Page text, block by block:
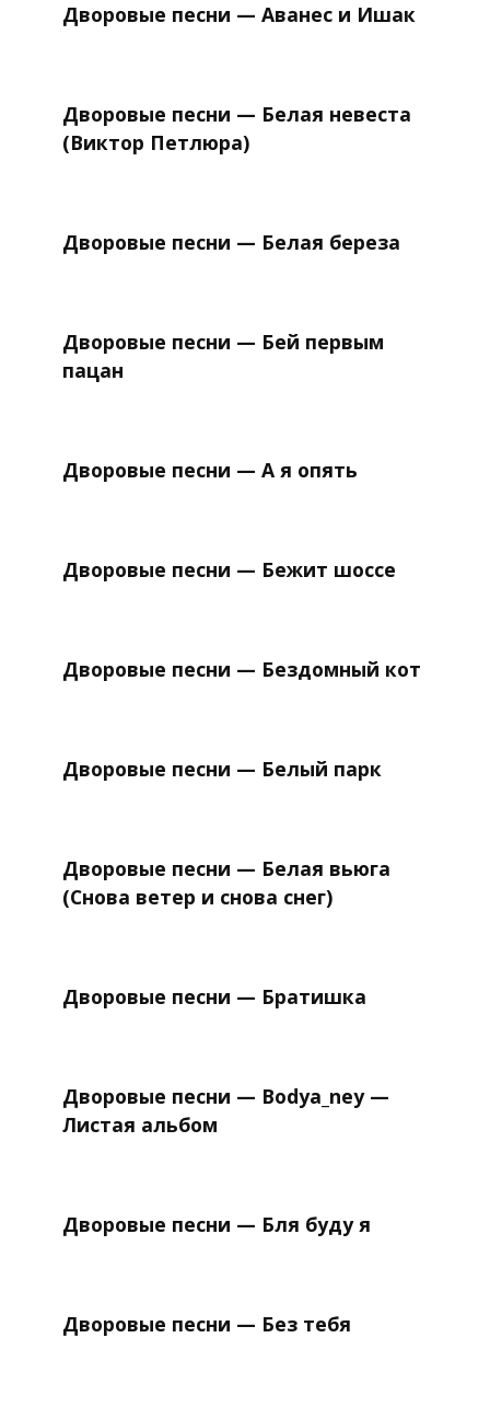
Дворовые песни — Аванес и Ишак
Дворовые песни — Белая невеста
(Виктор Петлюра)
Дворовые песни — Белая береза
Дворовые песни — Бей первым
пацан
Дворовые песни — А я опять
Дворовые песни — Бежит шоссе
Дворовые песни — Бездомный кот
Дворовые песни — Белый парк
Дворовые песни — Белая вьюга
(Снова ветер и снова снег)
Дворовые песни — Братишка
Дворовые песни — Bodya_ney —
Листая альбом
Дворовые песни — Бля буду я
Дворовые песни — Без тебя